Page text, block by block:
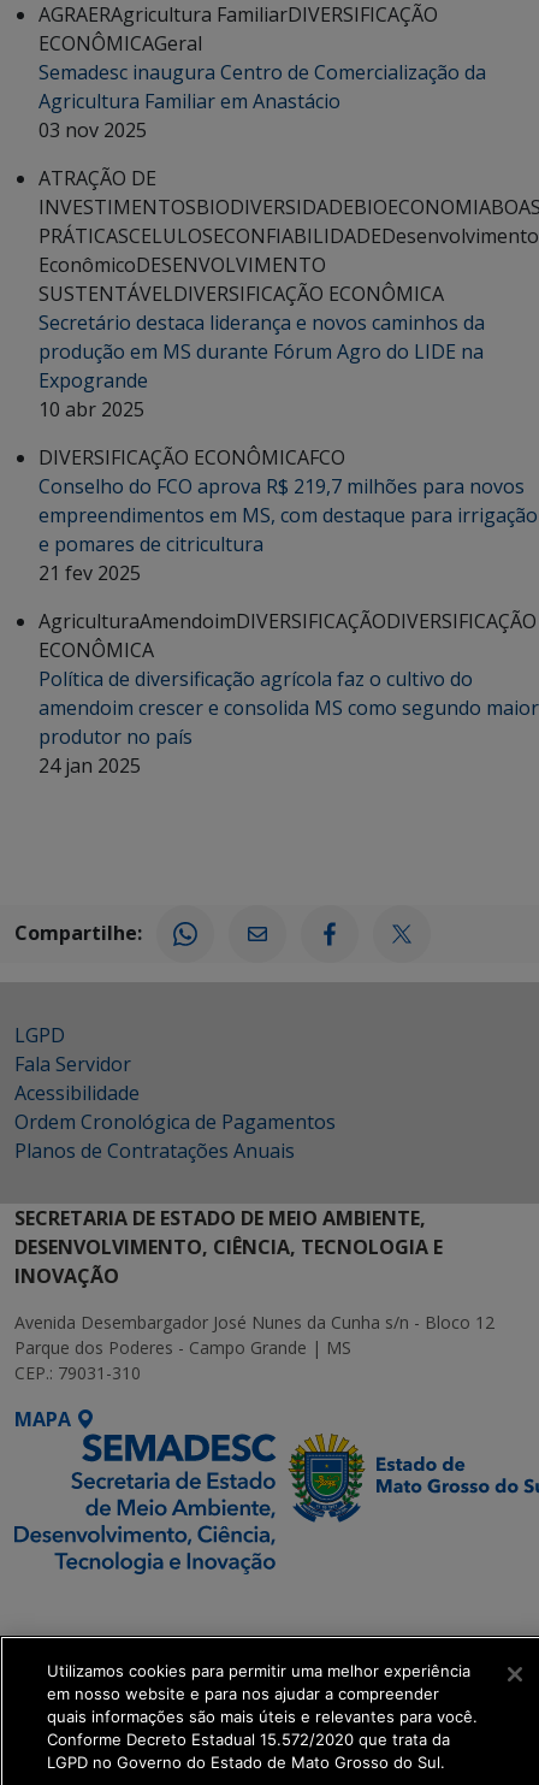
AGRAERAgricultura FamiliarDIVERSIFICAÇÃO
ECONÔMICAGeral
Semadesc inaugura Centro de Comercialização da
Agricultura Familiar em Anastácio
03 nov 2025
ATRAÇÃO DE
INVESTIMENTOSBIODIVERSIDADEBIOECONOMIA
PRÁTICASCELULOSECONFIABILIDADEDesenvolvimento
EconômicoDESENVOLVIMENTO
SUSTENTÁVELDIVERSIFICAÇÃO ECONÔMICA
Secretário destaca liderança e novos caminhos da
produção em MS durante Fórum Agro do LIDE na
Expogrande
10 abr 2025
DIVERSIFICAÇÃO ECONÔMICAFCO
Conselho do FCO aprova R$ 219,7 milhões para novos
empreendimentos em MS, com destaque para irrigação
e pomares de citricultura
21 fev 2025
AgriculturaAmendoimDIVERSIFICAÇÃODIVERSIFICAÇÃO
ECONÔMICA
Política de diversificação agrícola faz o cultivo do
amendoim crescer e consolida MS como segundo maior
produtor no país
24 jan 2025
Compartilhe:
LGPD
Fala Servidor
Acessibilidade
Ordem Cronológica de Pagamentos
Planos de Contratações Anuais
SECRETARIA DE ESTADO DE MEIO AMBIENTE,
DESENVOLVIMENTO, CIÊNCIA, TECNOLOGIA E
INOVAÇÃO
Avenida Desembargador José Nunes da Cunha s/n - Bloco 12
Parque dos Poderes - Campo Grande | MS
CEP.: 79031-310
MAPA
Executiva de
Transformação Digital
get_footer();
Utilizamos cookies para permitir uma melhor experiência
em nosso website e para nos ajudar a compreender
quais informações são mais úteis e relevantes para você.
Conforme Decreto Estadual 15.572/2020 que trata da
LGPD no Governo do Estado de Mato Grosso do Sul.